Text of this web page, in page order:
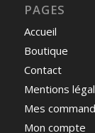
PAGES
Accueil
Boutique
Contact
Mentions
Mes
Mon compte